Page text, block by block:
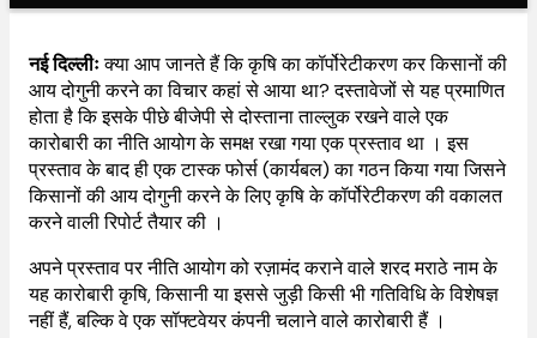
नई दिल्लीःक्या आप जानते हैं कि कृषि का कॉर्पोरेटीकरण कर किसानों की
आय दोगुनी करने का विचार कहां से आया था? दस्तावेजों से यह प्रमाणित
होता है कि इसके पीछे बीजेपी से दोस्ताना ताल्लुक रखने वाले एक
कारोबारी का नीति आयोग के समक्ष रखा गया एक प्रस्ताव था । इस
प्रस्ताव के बाद ही एक टास्क फोर्स (कार्यबल) का गठन किया गया जिसने
किसानों की आय दोगुनी करने के लिए कृषि के कॉर्पोरेटीकरण की वकालत
करने वाली रिपोर्ट तैयार की ।
अपने प्रस्ताव पर नीति आयोग को रज़ामंद कराने वाले शरद मराठे नाम के
यह कारोबारी कृषि, किसानी या इससे जुड़ी किसी भी गतिविधि के विशेषज्ञ
नहीं हैं, बल्कि वे एक सॉफ्टवेयर कंपनी चलाने वाले कारोबारी हैं ।